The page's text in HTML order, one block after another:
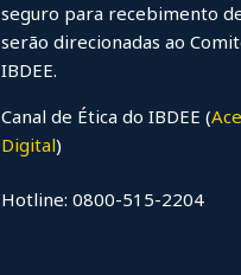
seguro para recebimento
serão direcionadas ao
IBDEE.
Canal de Ética do IBDEE (
Digital)
Hotline: 0800-515-2204